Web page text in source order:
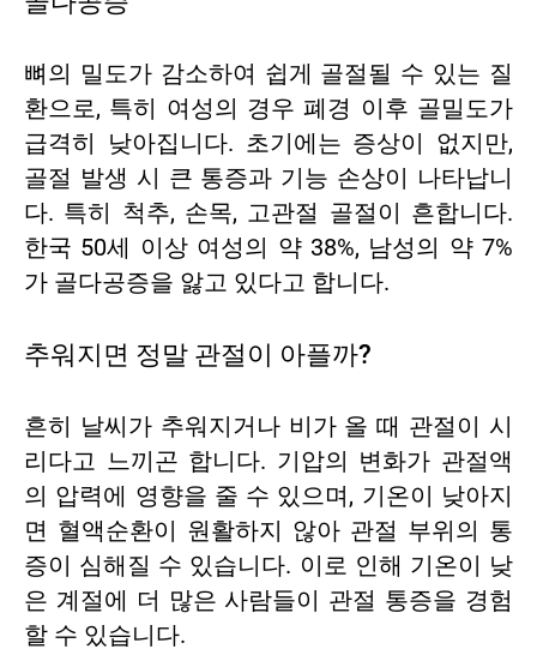
뼈의 밀도가 감소하여 쉽게 골절될 수 있는 질
환으로, 특히 여성의 경우 폐경 이후 골밀도가
급격히 낮아집니다. 초기에는 증상이 없지만,
골절 발생 시 큰 통증과 기능 손상이 나타납니
다. 특히 척추, 손목, 고관절 골절이 흔합니다.
한국 50세 이상 여성의 약 38%, 남성의 약 7%
가 골다공증을 앓고 있다고 합니다.
추워지면 정말 관절이 아플까?
흔히 날씨가 추워지거나 비가 올 때 관절이 시
리다고 느끼곤 합니다. 기압의 변화가 관절액
의 압력에 영향을 줄 수 있으며, 기온이 낮아지
면 혈액순환이 원활하지 않아 관절 부위의 통
증이 심해질 수 있습니다. 이로 인해 기온이 낮
은 계절에 더 많은 사람들이 관절 통증을 경험
할 수 있습니다.